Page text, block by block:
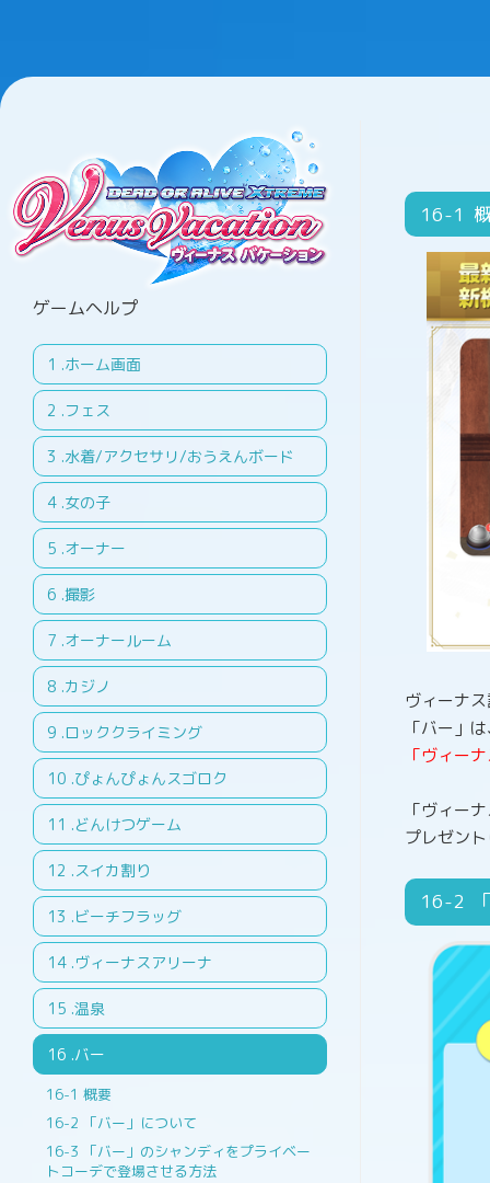
ゲームヘルプ
.ホーム画面
.フェス
.水着/アクセサリ/おうえんボード
.女の子
.オーナー
.撮影
.オーナールーム
.カジノ
.ロッククライミング
.ぴょんぴょんスゴロク
.どんけつゲーム
.スイカ割り
.ビーチフラッグ
.ヴィーナスアリーナ
.温泉
.バー
概要
「バー」について
「バー」のシャンディをプライベー
トコーデで登場させる方法
16
ヴィーナ
「バー」
「ヴィー
「ヴィー
プレゼン
16